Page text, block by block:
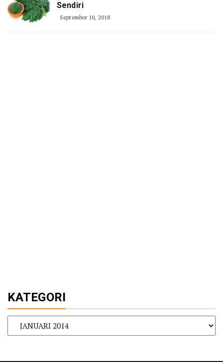
Sendiri
September 10, 2018
KATEGORI